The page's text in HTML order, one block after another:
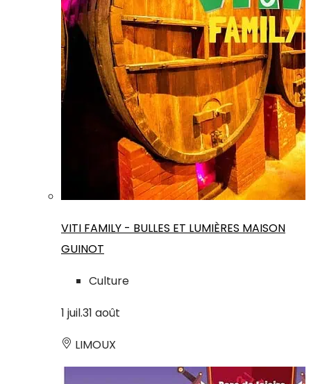
VITI FAMILY - BULLES ET LUMIÈRES MAISON
GUINOT
Culture
1 juil.31 août
LIMOUX